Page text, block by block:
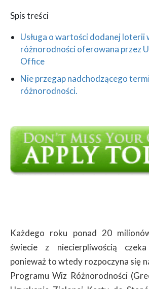
Spis treści
Usługa o wartości dodanej loterii
różnorodności oferowana przez
Office
Nie przegap nadchodzącego
różnorodności.
Każdego roku ponad 20
świecie z niecierpliwością
ponieważ to wtedy rozpoczyna się
Programu Wiz Różnorodności